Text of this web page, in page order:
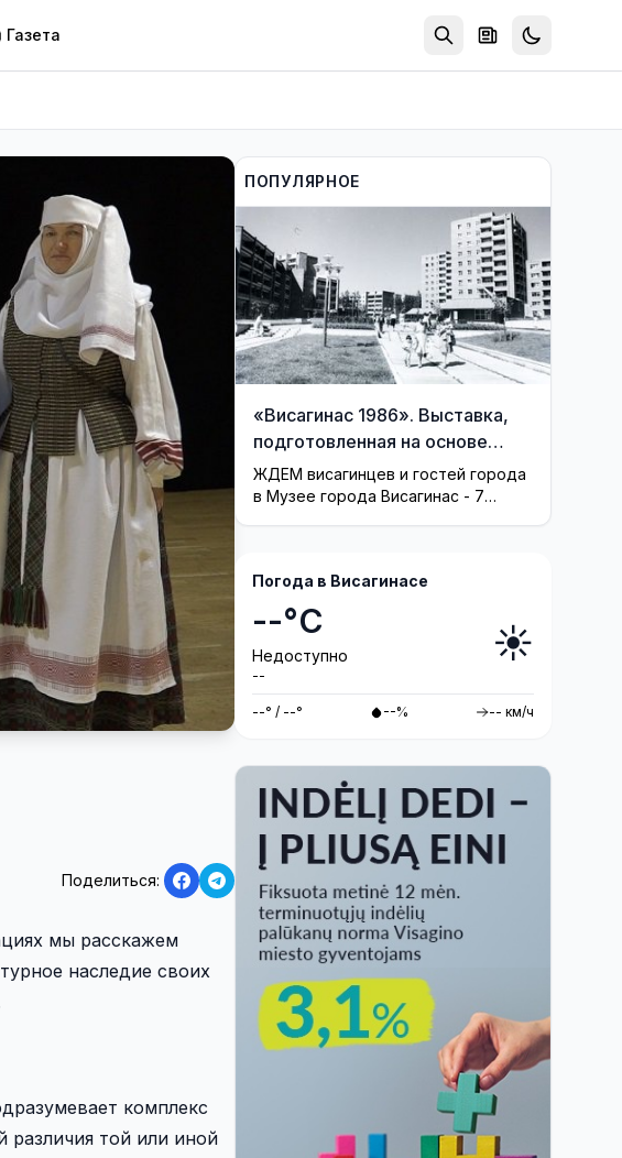
Газета
Поделиться:
мы расскажем
наследие своих
комплекс
той или иной
ПОПУЛЯРНОЕ
«Висагинас 1986». Выставка,
подготовленная на основе
фондов музея, возвращает
посетителей на 40 лет назад
ЖДЕМ висагинцев и гостей города
в Музее города Висагинас - 7
Погода в Висагинасе
--°C
Недоступно
--
☀️
--° / --° --% -- км/ч